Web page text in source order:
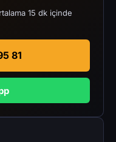
15 dk içinde
81